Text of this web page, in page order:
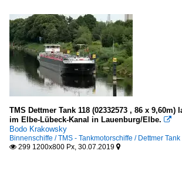
TMS Dettmer Tank 118 (02332573 , 86 x 9,60m)
im Elbe-Lübeck-Kanal in Lauenburg/Elbe. 
Bodo Krakowsky
Binnenschiffe / TMS - Tankmotorschiffe / Dettmer Tank
 299 1200x800 Px, 30.07.2019 